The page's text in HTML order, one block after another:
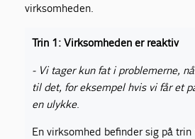
virksomheden.
Trin 1: Virksomheden er reaktiv
- Vi tager kun fat i problemerne,
til det, for eksempel hvis vi får et
en ulykke.
En virksomhed befinder sig på trin